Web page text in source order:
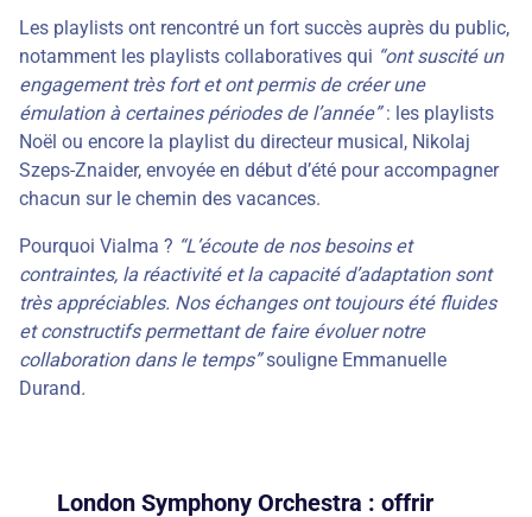
Les playlists ont rencontré un fort succès auprès du public,
notamment les playlists collaboratives qui “ont suscité un
engagement très fort et ont permis de créer une
émulation à certaines périodes de l’année”: les playlists
Noël ou encore la playlist du directeur musical, Nikolaj
Szeps-Znaider, envoyée en début d’été pour accompagner
chacun sur le chemin des vacances.
Pourquoi Vialma ? “L’écoute de nos besoins et
contraintes, la réactivité et la capacité d’adaptation sont
très appréciables. Nos échanges ont toujours été fluides
et constructifs permettant de faire évoluer notre
collaboration dans le temps”souligne Emmanuelle
Durand.
London Symphony Orchestra : offrir